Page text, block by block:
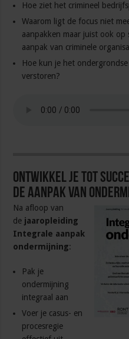
Hoe ziet het crimineel
Waarom ligt de focus niet
aanpakken maar juist ook
aanpak van criminele
Hoe kun je het
verstoren?
Ontwikkel je tot
de aanpak van
Na afloop van
de jaaropleiding
Integrale aanpak
ondermijning:
Pak je
ondermijning
integraal aan
Voer je casus- en
procesregie